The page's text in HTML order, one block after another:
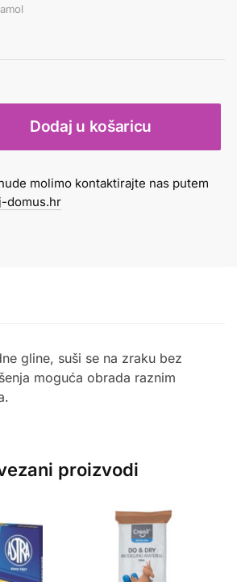
Dodaj u košaricu
molimo kontaktirajte nas putem
domus.hr
gline, suši se na zraku bez
moguća obrada raznim
proizvodi